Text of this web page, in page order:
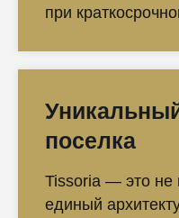
при
поселка
Tissoria — это не
единый